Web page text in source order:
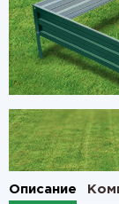
1
Описание